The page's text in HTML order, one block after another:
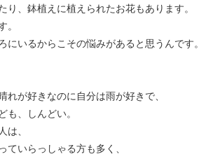
、鉢植えに植えられたお花もあります。
。
いるからこその悩みがあると思うんです。
が好きなのに自分は雨が好きで、
も、しんどい。
は、
いらっしゃる方も多く、